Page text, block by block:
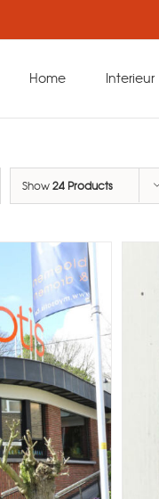
Home Interieur
Show24 Products